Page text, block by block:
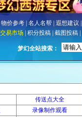
物价参考 名人名帮 遐想建议
交易市场 积分投稿 截图投稿
梦幻全站搜索：
传送点大全
录像制作观看